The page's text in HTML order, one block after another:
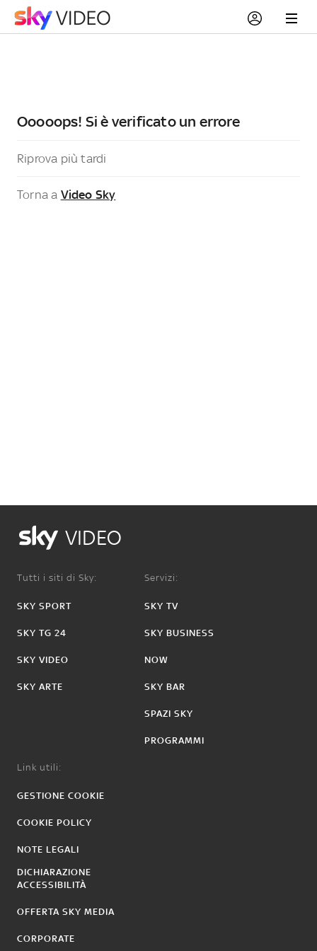
Ooooops! Si è verificato un errore
Riprova più tardi
Torna a Video Sky
VIDEO
Tutti i siti di Sky:
SKY SPORT
SKY TG 24
SKY VIDEO
SKY ARTE
Servizi:
SKY TV
SKY BUSINESS
NOW
SKY BAR
SPAZI SKY
PROGRAMMI
Link utili:
GESTIONE COOKIE
COOKIE POLICY
NOTE LEGALI
DICHIARAZIONE
ACCESSIBILITÀ
OFFERTA SKY MEDIA
CORPORATE